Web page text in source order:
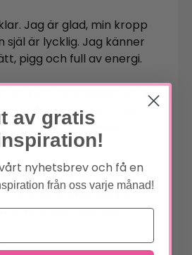
Jag är glad, min kropp
själ är lycklig. Jag känner
pigg och full av energi.
ni redan gjort den? Dela
av era erfarenheter
för all kunskap du
och tack Livsenergi för
verk här i Sverige! 💗
av gratis
nyhetsbrev och få en
från oss varje månad!